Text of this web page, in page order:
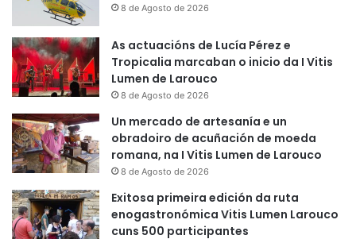
8 de Agosto de 2026
As actuacións de Lucía Pérez e
Tropicalia marcaban o inicio da I Vitis
Lumen de Larouco
8 de Agosto de 2026
Un mercado de artesanía e un
obradoiro de acuñación de moeda
romana, na I Vitis Lumen de Larouco
8 de Agosto de 2026
Exitosa primeira edición da ruta
enogastronómica Vitis Lumen Larouco
cuns 500 participantes